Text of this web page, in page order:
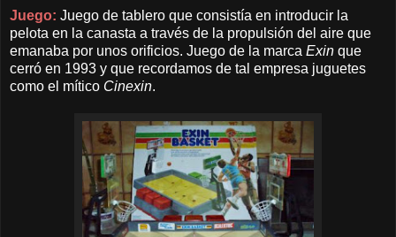
Juego: Juego de tablero que consistía en introducir la
pelota en la canasta a través de la propulsión del aire que
emanaba por unos orificios. Juego de la marca Exin que
cerró en 1993 y que recordamos de tal empresa juguetes
como el mítico Cinexin.